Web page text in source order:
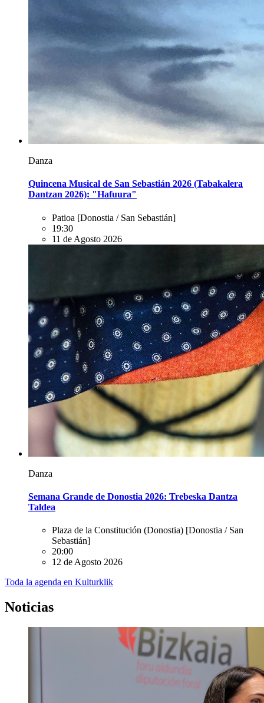
Danza
Quincena Musical de San Sebastián 2026 (Tabakalera
Dantzan 2026): "Hafuura"
Patioa [Donostia / San Sebastián]
19:30
11 de Agosto 2026
Danza
Semana Grande de Donostia 2026: Trebeska Dantza
Taldea
Plaza de la Constitución (Donostia) [Donostia / San
Sebastián]
20:00
12 de Agosto 2026
Toda la agenda en Kulturklik
Noticias